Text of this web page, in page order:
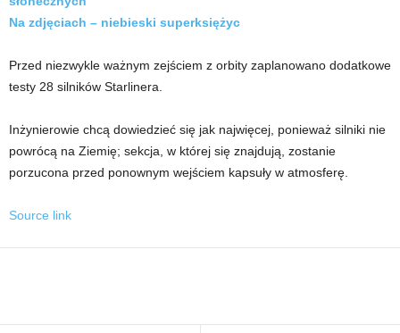
Na zdjęciach – niebieski superksiężyc
Przed niezwykle ważnym zejściem z orbity zaplanowano dodatkowe
testy 28 silników Starlinera.
Inżynierowie chcą dowiedzieć się jak najwięcej, ponieważ silniki nie
powrócą na Ziemię; sekcja, w której się znajdują, zostanie
porzucona przed ponownym wejściem kapsuły w atmosferę.
Source link